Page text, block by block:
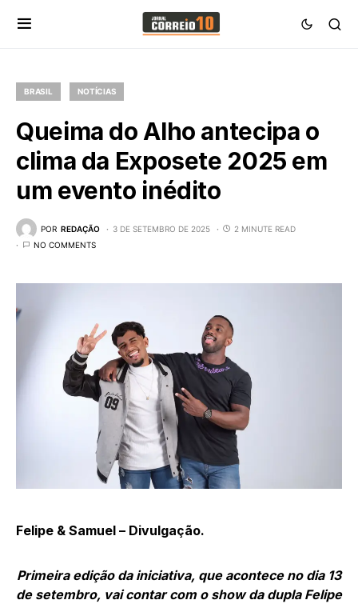
BRASIL NOTÍCIAS
Queima do Alho antecipa o
clima da Exposete 2025 em
um evento inédito
POR REDAÇÃO 3 DE SETEMBRO DE 2025
2 MINUTE READ
NO COMMENTS
Felipe & Samuel – Divulgação.
Primeira edição da iniciativa, que acontece no dia 13
de setembro, vai contar com o show da dupla Felipe